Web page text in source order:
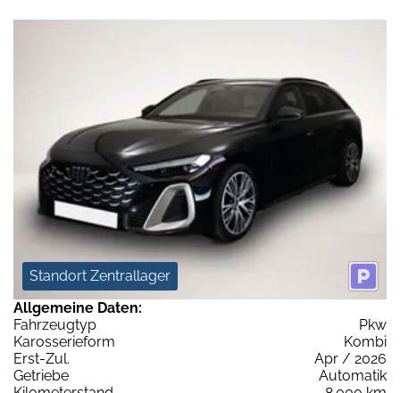
Standort Zentrallager
Allgemeine Daten:
Fahrzeugtyp
Pkw
Karosserieform
Kombi
Erst-Zul.
Apr / 2026
Getriebe
Automatik